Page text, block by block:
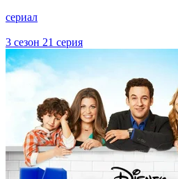
сериал
3 сезон 21 серия